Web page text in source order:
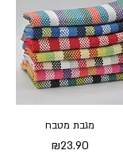
מגבת מטבח
Price
₪23.90